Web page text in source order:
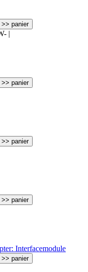
>> panier
|
>> panier
>> panier
>> panier
Interfacemodule
>> panier